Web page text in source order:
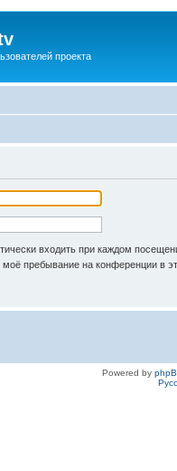
проекта
входить при каждом
пребывание на конференции в
Powered by